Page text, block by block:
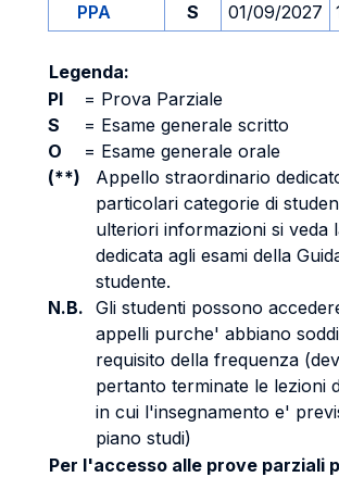
PPA
S 01/09/2027
Legenda:
PI
= Prova Parziale
S
= Esame generale scritto
O
= Esame generale orale
(**)
Appello straordinario
particolari categorie di
ulteriori informazioni si veda
dedicata agli esami della
studente.
N.B. Gli studenti possono
appelli purche' abbiano
requisito della frequenza
pertanto terminate le lezioni
in cui l'insegnamento e'
piano studi)
Per l'accesso alle prove parziali